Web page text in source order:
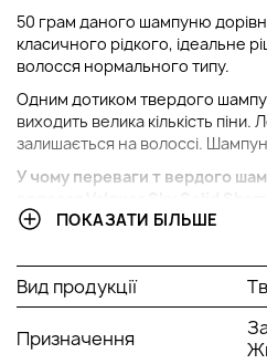
50 грам даного шампуню
класичного рідкого, ідеальне
волосся нормального типу.
Одним дотиком твердого
виходить велика кількість
залишається на волоссі.
У чому переваги т вердого
Екологічна біорозкладна
Мінімальний вміст води.
Спосіб застосування:
ПОКАЗАТИ БІЛЬШЕ
Вид продукції
Призначення